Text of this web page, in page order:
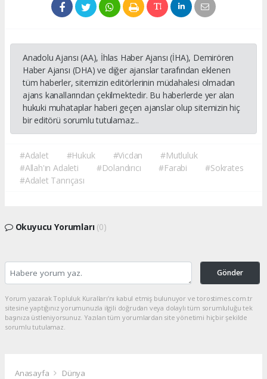
Anadolu Ajansı (AA), İhlas Haber Ajansı (İHA), Demirören
Haber Ajansı (DHA) ve diğer ajanslar tarafından eklenen
tüm haberler, sitemizin editörlerinin müdahalesi olmadan
ajans kanallarından çekilmektedir. Bu haberlerde yer alan
hukuki muhataplar haberi geçen ajanslar olup sitemizin hiç
bir editörü sorumlu tutulamaz...
#Adalet #Hukuk #Vicdan
#Mutluluk
#Allah'ın Adaleti
#Dolandırıcı #Farabi
#Sokrates
#Adalet Tanrıçası
Okuyucu Yorumları (0)
Gönder
Yorum yazarak Topluluk Kuralları’nı kabul etmiş bulunuyor ve torostimes.com.tr
sitesine yaptığınız yorumunuzla ilgili doğrudan veya dolaylı tüm sorumluluğu tek
başınıza üstleniyorsunuz. Yazılan tüm yorumlardan site yönetimi hiçbir şekilde
sorumlu tutulamaz.
Anasayfa Dünya